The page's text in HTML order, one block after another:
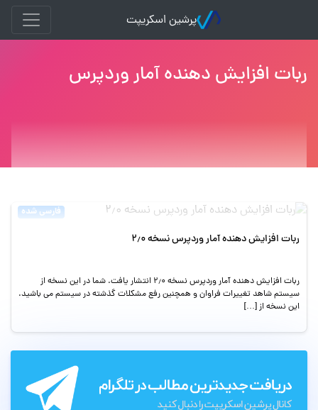
پرشین اسکریپت
ربات افزایش دهنده آمار وردپرس
فارسی شده
ربات افزایش دهنده آمار وردپرس نسخه ۲٫۰
ربات افزایش دهنده آمار وردپرس نسخه ۲٫۰ انتشار یافت. شما در این نسخه از
سیستم شاهد تغییرات فراوان و همچنین رفع مشکلات گذشته در سیستم می باشید.
این نسخه از […]